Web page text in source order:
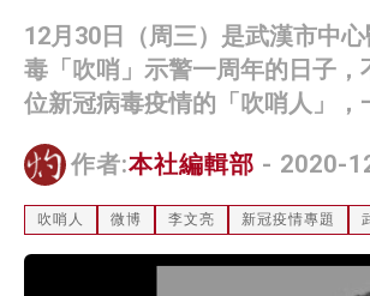
12月30日（周三）是武漢市中
毒「吹哨」示警一周年的日子
位新冠病毒疫情的「吹哨人」，
作者:本社編輯部 - 2020-
吹哨人 微博 李文亮 新冠疫情專題